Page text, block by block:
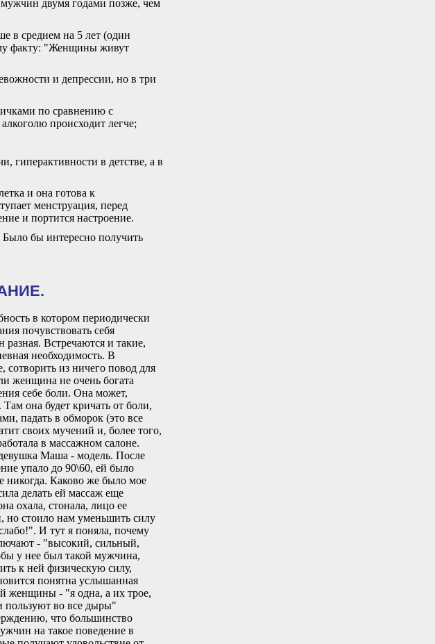
мужчин двумя годами позже, чем
в среднем на 5 лет (один
факту: "Женщины живут
и депрессии, но в три
по сравнению с
происходит легче;
гиперактивности в детстве, а в
и она готова к
менструация, перед
и портится настроение.
бы интересно получить
в котором периодически
почувствовать себя
Встречаются и такие,
необходимость. В
сотворить из ничего повод для
женщина не очень богата
себе боли. Она может,
она будет кричать от боли,
падать в обморок (это все
своих мучений и, более того,
в массажном салоне.
Маша - модель. После
упало до 90\60, ей было
никогда. Каково же было мое
делать ей массаж еще
охала, стонала, лицо ее
но стоило нам уменьшить силу
И тут я поняла, почему
- "высокий, сильный,
у нее был такой мужчина,
к ней физическую силу,
понятна услышанная
женщины - "я одна, а их трое,
пользуют во все дыры"
что большинство
на такое поведение в